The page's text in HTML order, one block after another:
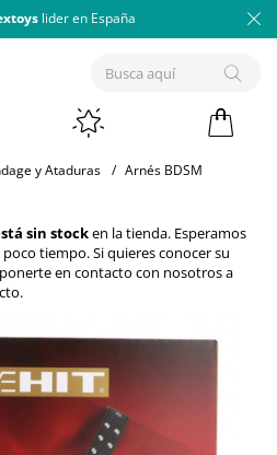
lider en España
y Ataduras / Arnés BDSM
sin stocken la tienda. Esperamos
tiempo. Si quieres conocer su
en contacto con nosotros a
.